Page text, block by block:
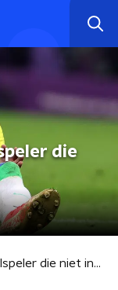
die
Neymar is de hoofdrolspeler die niet in het stuk speelt